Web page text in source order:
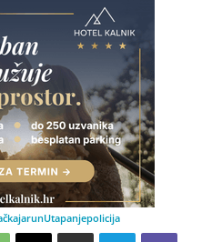
jarunUtapanjepolicija